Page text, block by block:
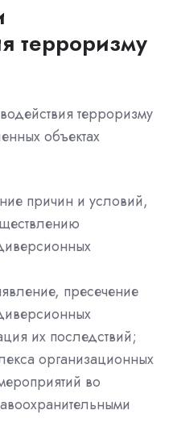
терроризму
терроризму
объектах
причин и условий,
пресечение
их последствий;
организационных
во